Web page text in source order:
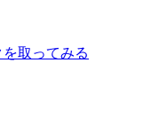
取ってみる